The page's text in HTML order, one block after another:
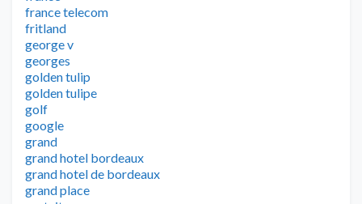
france telecom
fritland
george v
georges
golden tulip
golden tulipe
golf
google
grand
grand hotel bordeaux
grand hotel de bordeaux
grand place